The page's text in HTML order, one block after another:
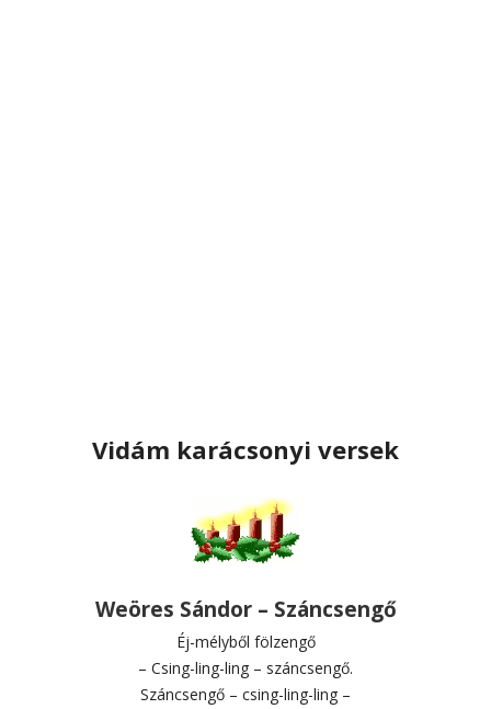
Vidám karácsonyi versek
Weöres Sándor – Száncsengő
Éj-mélyből fölzengő
– Csing-ling-ling – száncsengő.
Száncsengő – csing-ling-ling –